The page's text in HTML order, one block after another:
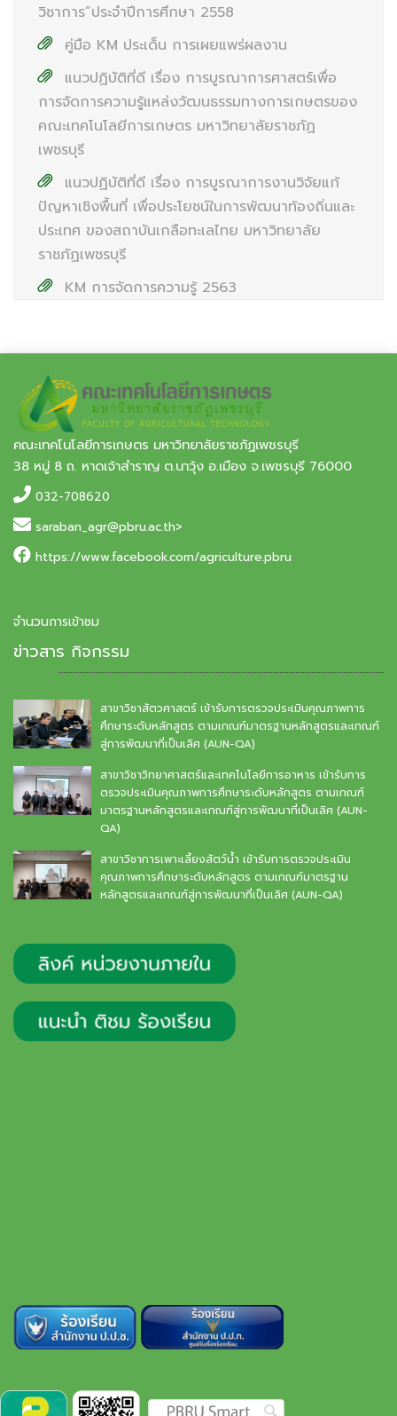
วิชาการ”ประจำปีการศึกษา 2558
คู่มือ KM ประเด็น การเผยแพร่ผลงาน
แนวปฏิบัติที่ดี เรื่อง การบูรณาการศาสตร์เพื่อ
การจัดการความรู้แหล่งวัฒนธรรมทางการเกษตรของ
คณะเทคโนโลยีการเกษตร มหาวิทยาลัยราชภัฏ
เพชรบุรี
แนวปฏิบัติที่ดี เรื่อง การบูรณาการงานวิจัยแก้
ปัญหาเชิงพื้นที่ เพื่อประโยชน์ในการพัฒนาท้องถิ่นและ
ประเทศ ของสถาบันเกลือทะเลไทย มหาวิทยาลัย
ราชภัฏเพชรบุรี
KM การจัดการความรู้ 2563
คณะเทคโนโลยีการเกษตร มหาวิทยาลัยราชภัฏเพชรบุรี
38 หมู่ 8 ถ. หาดเจ้าสำราญ ต.นาวุ้ง อ.เมือง จ.เพชรบุรี 76000
032-708620
saraban_agr@pbru.ac.th>
https://www.facebook.com/agriculture.pbru
จำนวนการเข้าชม
ข่าวสาร กิจกรรม
สาขาวิชาสัตวศาสตร์ เข้ารับการตรวจประเมินคุณภาพการ
ศึกษาระดับหลักสูตร ตามเกณฑ์มาตรฐานหลักสูตรและเกณฑ์
สู่การพัฒนาที่เป็นเลิศ (AUN-QA)
สาขาวิชาวิทยาศาสตร์และเทคโนโลยีการอาหาร เข้ารับการ
ตรวจประเมินคุณภาพการศึกษาระดับหลักสูตร ตามเกณฑ์
มาตรฐานหลักสูตรและเกณฑ์สู่การพัฒนาที่เป็นเลิศ (AUN-
QA)
สาขาวิชาการเพาะเลี้ยงสัตว์น้ำ เข้ารับการตรวจประเมิน
คุณภาพการศึกษาระดับหลักสูตร ตามเกณฑ์มาตรฐาน
หลักสูตรและเกณฑ์สู่การพัฒนาที่เป็นเลิศ (AUN-QA)